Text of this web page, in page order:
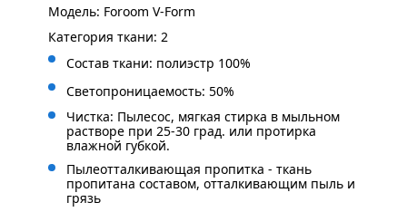
Модель: Foroom V-Form
Категория ткани: 2
Состав ткани: полиэстр 100%
Светопроницаемость: 50%
Чистка: Пылесос, мягкая стирка в мыльном
растворе при 25-30 град. или протирка
влажной губкой.
Пылеотталкивающая пропитка - ткань
пропитана составом, отталкивающим пыль и
грязь